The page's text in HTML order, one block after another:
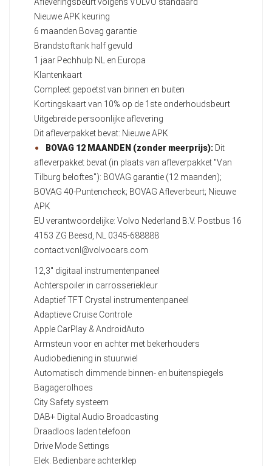
Nieuwe APK keuring
6 maanden Bovag garantie
Brandstoftank half gevuld
1 jaar Pechhulp NL en Europa
Klantenkaart
Compleet gepoetst van binnen en buiten
Kortingskaart van 10% op de 1ste onderhoudsbeurt
Uitgebreide persoonlijke aflevering
Dit afleverpakket bevat: Nieuwe APK
BOVAG 12 MAANDEN (zonder meerprijs): Dit
afleverpakket bevat (in plaats van afleverpakket "Van
Tilburg beloftes"): BOVAG garantie (12 maanden);
BOVAG 40-Puntencheck; BOVAG Afleverbeurt; Nieuwe
APK
EU verantwoordelijke: Volvo Nederland B.V. Postbus 16
4153 ZG Beesd, NL 0345-688888
contact.vcnl@volvocars.com
12,3" digitaal instrumentenpaneel
Achterspoiler in carrosseriekleur
Adaptief TFT Crystal instrumentenpaneel
Adaptieve Cruise Controle
Apple CarPlay & AndroidAuto
Armsteun voor en achter met bekerhouders
Audiobediening in stuurwiel
Automatisch dimmende binnen- en buitenspiegels
Bagagerolhoes
City Safety systeem
DAB+ Digital Audio Broadcasting
Draadloos laden telefoon
Drive Mode Settings
Elek. Bedienbare achterklep